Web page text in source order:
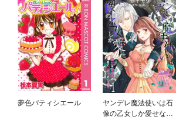
夢色パティシエール
ヤンデレ魔法使いは石
像の乙女しか愛せない